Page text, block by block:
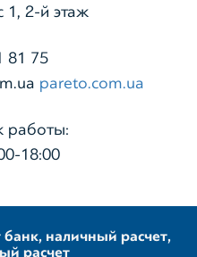
1, 2-й этаж
81 75
pareto.com.ua
работы:
18:00
наличный расчет,
расчет